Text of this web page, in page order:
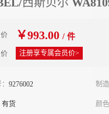
￥993.00 / 件
注册享专属会员价>
9276002 制
有货 颜色